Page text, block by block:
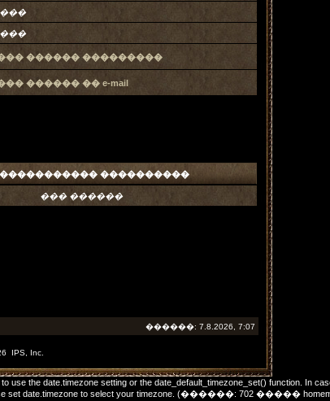
������ ���������
������ �� e-mail
����������
��� ������
������: 7.8.2026, 7:07
IPS, Inc.
use the date.timezone setting or the date_default_timezone_set() function. In
set date.timezone to select your timezone. (������: 702 �����